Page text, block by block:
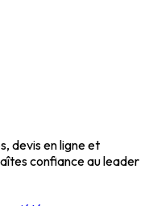
devis en ligne et
confiance au leader